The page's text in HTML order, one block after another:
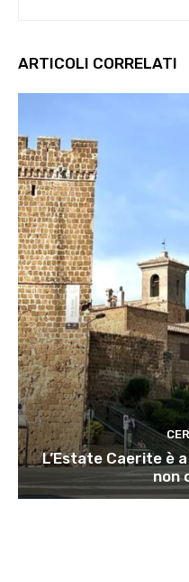
ARTICOLI CORRELATI
L’Estate Caerite è
non